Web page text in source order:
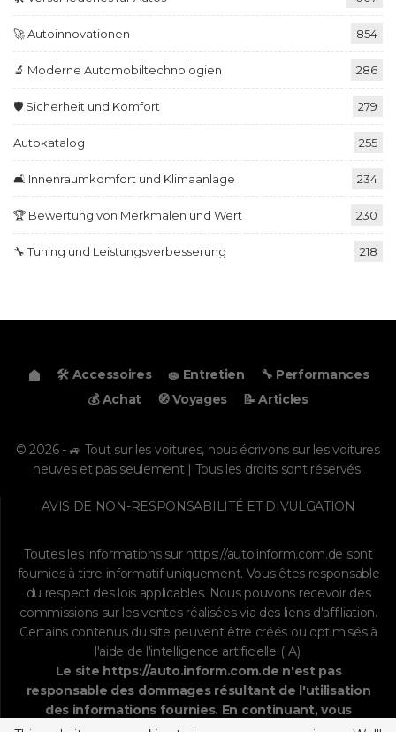
🚀 Autoinnovationen 854
🔬 Moderne Automobiltechnologien 286
🛡️ Sicherheit und Komfort 279
Autokatalog 255
🛋️ Innenraumkomfort und Klimaanlage 234
🏆 Bewertung von Merkmalen und Wert 230
🔧 Tuning und Leistungsverbesserung 218
🛠️ Accessoires 🧽 Entretien
🔧 Performances
💰 Achat
🧭 Voyages 📝 Articles
© 2026 - 🚙 Tout sur les voitures, nous écrivons sur les voitures
neuves et pas seulement | Tous les droits sont réservés.
AVIS DE NON-RESPONSABILITÉ ET DIVULGATION
Toutes les informations sur https://auto.inform.com.de sont
fournies à titre informatif uniquement. Vous êtes responsable
du respect des lois applicables. Nous pouvons recevoir des
commissions sur les ventes réalisées via des liens d'affiliation.
Certains contenus du site peuvent être créés ou optimisés à
l'aide de l'intelligence artificielle (IA).
Le site https://auto.inform.com.de n'est pas
responsable des dommages résultant de l'utilisation
des informations fournies. En continuant, vous